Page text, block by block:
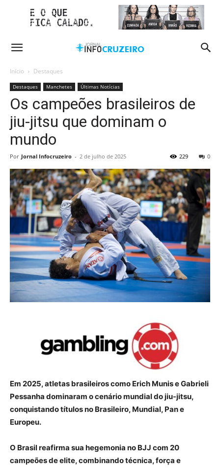
Início Destaques
Destaques Manchetes Últimas Notícias
Os campeões brasileiros de
jiu-jitsu que dominam o
mundo
Por Jornal Infocruzeiro - 2 de julho de 2025 0
229
Em 2025, atletas brasileiros como Erich Munis e Gabrieli
Pessanha dominaram o cenário mundial do jiu-jitsu,
conquistando títulos no Brasileiro, Mundial, Pan e
Europeu.
O Brasil reafirma sua hegemonia no BJJ com 20
campeões de elite, combinando técnica, força e